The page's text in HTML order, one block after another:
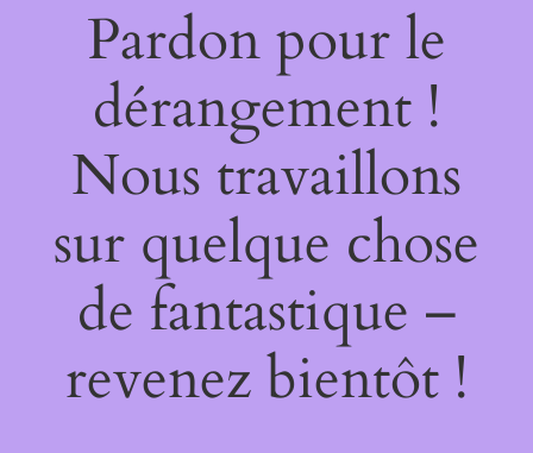
Pardon pour le
dérangement !
Nous travaillons
sur quelque chose
de fantastique –
revenez bientôt !